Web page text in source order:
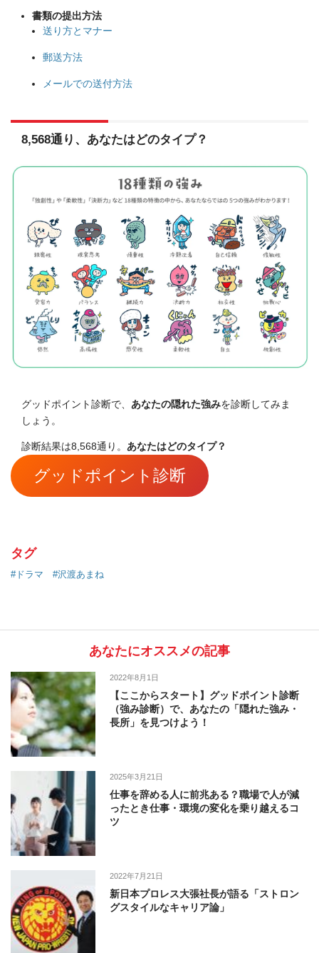
書類の提出方法
送り方とマナー
郵送方法
メールでの送付方法
8,568通り、あなたはどのタイプ？
グッドポイント診断で、 あなたの隠れた強みを診断してみま
しょう。
診断結果は8,568通り。 あなたはどのタイプ？
グッドポイント診断
タグ
#ドラマ #沢渡あまね
あなたにオススメの記事
2022年8月1日
【ここからスタート】グッドポイント診断
（強み診断）で、あなたの「隠れた強み・
長所」を見つけよう！
2025年3月21日
仕事を辞める人に前兆ある？職場で人が減
ったとき仕事・環境の変化を乗り越えるコ
ツ
2022年7月21日
新日本プロレス大張社長が語る「ストロン
グスタイルなキャリア論」